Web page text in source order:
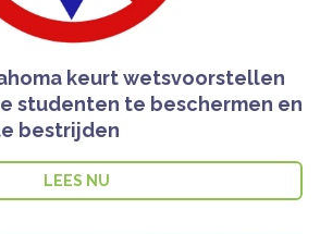
keurt wetsvoorstellen
studenten te beschermen en
bestrijden
LEES NU